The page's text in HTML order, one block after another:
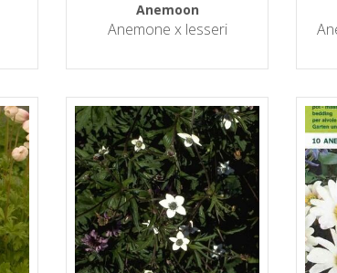
Anemoon
Anemone x lesseri